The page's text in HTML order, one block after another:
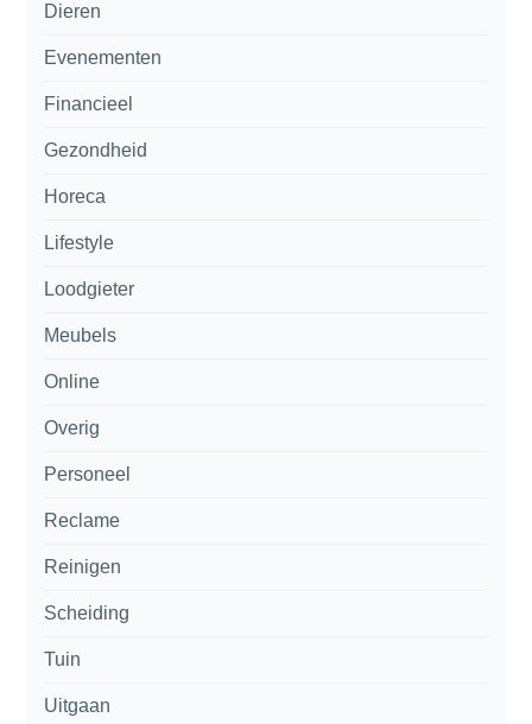
Dieren
Evenementen
Financieel
Gezondheid
Horeca
Lifestyle
Loodgieter
Meubels
Online
Overig
Personeel
Reclame
Reinigen
Scheiding
Tuin
Uitgaan